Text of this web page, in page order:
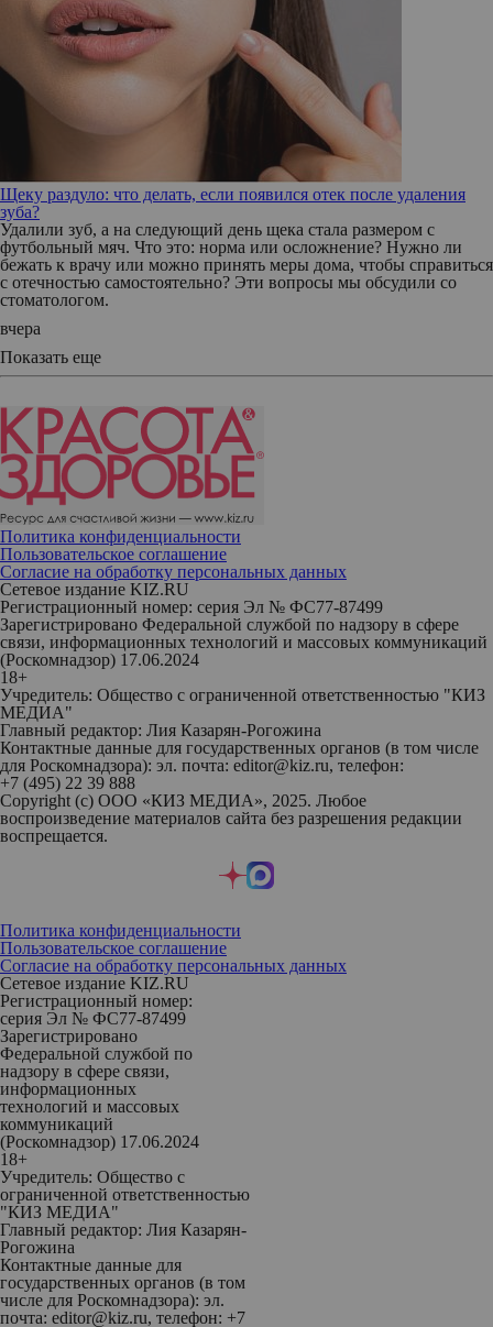
Щеку раздуло: что делать, если появился отек после удаления
зуба?
Удалили зуб, а на следующий день щека стала размером с
футбольный мяч. Что это: норма или осложнение? Нужно ли
бежать к врачу или можно принять меры дома, чтобы справиться
с отечностью самостоятельно? Эти вопросы мы обсудили со
стоматологом.
вчера
Показать еще
Политика конфиденциальности
Пользовательское соглашение
Согласие на обработку персональных данных
Сетевое издание KIZ.RU
Регистрационный номер: серия Эл № ФС77-87499
Зарегистрировано Федеральной службой по надзору в сфере
связи, информационных технологий и массовых коммуникаций
(Роскомнадзор) 17.06.2024
18+
Учредитель: Общество с ограниченной ответственностью "КИЗ
МЕДИА"
Главный редактор: Лия Казарян-Рогожина
Контактные данные для государственных органов (в том числе
для Роскомнадзора): эл. почта: editor@kiz.ru, телефон:
+7 (495) 22 39 888
Copyright (с) ООО «КИЗ МЕДИА», 2025. Любое
воспроизведение материалов сайта без разрешения редакции
воспрещается.
Политика конфиденциальности
Пользовательское соглашение
Согласие на обработку персональных данных
Сетевое издание KIZ.RU
Регистрационный номер:
серия Эл № ФС77-87499
Зарегистрировано
Федеральной службой по
надзору в сфере связи,
информационных
технологий и массовых
коммуникаций
(Роскомнадзор) 17.06.2024
18+
Учредитель: Общество с
ограниченной ответственностью
"КИЗ МЕДИА"
Главный редактор: Лия Казарян-
Рогожина
Контактные данные для
государственных органов (в том
числе для Роскомнадзора): эл.
почта: editor@kiz.ru, телефон: +7